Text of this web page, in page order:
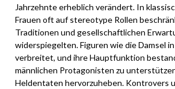
Jahrzehnte erheblich verändert. In
Frauen oft auf stereotype Rollen
Traditionen und gesellschaftlichen
widerspiegelten. Figuren wie die Damsel
verbreitet, und ihre Hauptfunktion
männlichen Protagonisten zu
Heldentaten hervorzuheben. Kontrovers